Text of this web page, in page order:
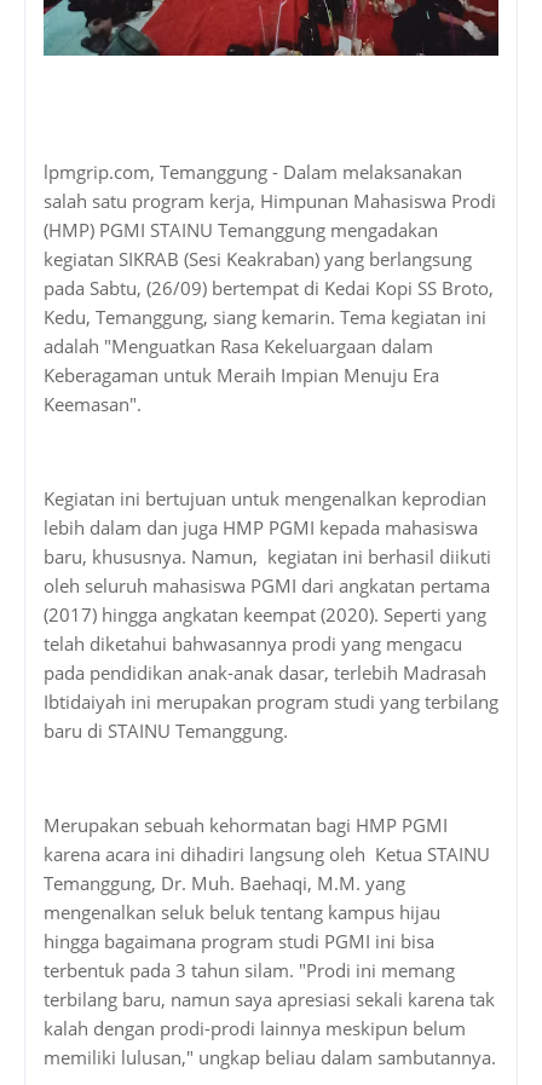
lpmgrip.com, Temanggung - Dalam melaksanakan
salah satu program kerja, Himpunan Mahasiswa Prodi
(HMP) PGMI STAINU Temanggung mengadakan
kegiatan SIKRAB (Sesi Keakraban) yang berlangsung
pada Sabtu, (26/09) bertempat di Kedai Kopi SS Broto,
Kedu, Temanggung, siang kemarin. Tema kegiatan ini
adalah "Menguatkan Rasa Kekeluargaan dalam
Keberagaman untuk Meraih Impian Menuju Era
Keemasan".
Kegiatan ini bertujuan untuk mengenalkan keprodian
lebih dalam dan juga HMP PGMI kepada mahasiswa
baru, khususnya. Namun, kegiatan ini berhasil diikuti
oleh seluruh mahasiswa PGMI dari angkatan pertama
(2017) hingga angkatan keempat (2020). Seperti yang
telah diketahui bahwasannya prodi yang mengacu
pada pendidikan anak-anak dasar, terlebih Madrasah
Ibtidaiyah ini merupakan program studi yang terbilang
baru di STAINU Temanggung.
Merupakan sebuah kehormatan bagi HMP PGMI
karena acara ini dihadiri langsung oleh Ketua STAINU
Temanggung, Dr. Muh. Baehaqi, M.M. yang
mengenalkan seluk beluk tentang kampus hijau
hingga bagaimana program studi PGMI ini bisa
terbentuk pada 3 tahun silam. "Prodi ini memang
terbilang baru, namun saya apresiasi sekali karena tak
kalah dengan prodi-prodi lainnya meskipun belum
memiliki lulusan," ungkap beliau dalam sambutannya.